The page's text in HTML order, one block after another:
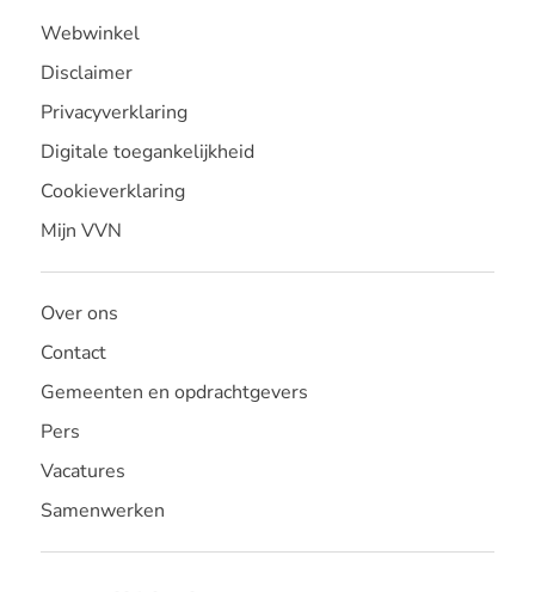
Webwinkel
Disclaimer
Privacyverklaring
Digitale toegankelijkheid
Cookieverklaring
Mijn VVN
Over ons
Contact
Gemeenten en opdrachtgevers
Pers
Vacatures
Samenwerken